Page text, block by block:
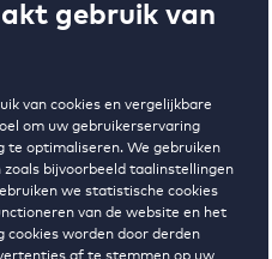
gebruik van
van cookies en vergelijkbare
om uw gebruikerservaring
te optimaliseren. We gebruiken
bijvoorbeeld taalinstellingen
we statistische cookies
van de website en het
cookies worden door derden